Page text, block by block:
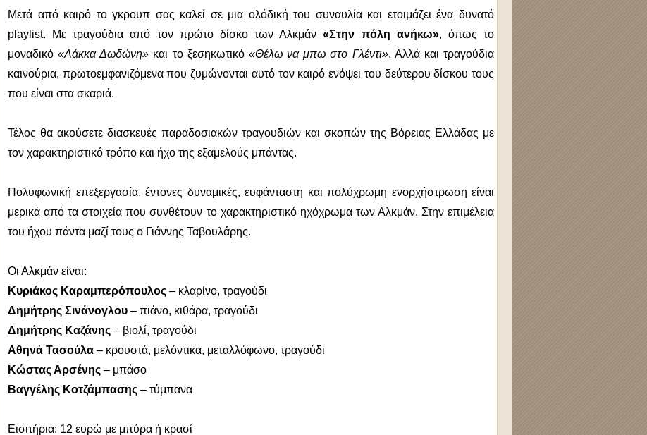
Μετά από καιρό το γκρουπ σας καλεί σε μια ολόδική του συναυλία και ετοιμάζει ένα δυνατό
playlist. Με τραγούδια από τον πρώτο δίσκο των Αλκμάν«Στην πόλη ανήκω», όπως το
μοναδικό«Λάκκα Δωδώνη» και το ξεσηκωτικό «Θέλω να μπω στο Γλέντι». Αλλά και τραγούδια
καινούρια, πρωτοεμφανιζόμενα που ζυμώνονται αυτό τον καιρό ενόψει του δεύτερου δίσκου τους
που είναι στα σκαριά.
Τέλος θα ακούσετε διασκευές παραδοσιακών τραγουδιών και σκοπών της Βόρειας Ελλάδας με
τον χαρακτηριστικό τρόπο και ήχο της εξαμελούς μπάντας.
Πολυφωνική επεξεργασία, έντονες δυναμικές, ευφάνταστη και πολύχρωμη ενορχήστρωση είναι
μερικά από τα στοιχεία που συνθέτουν το χαρακτηριστικό ηχόχρωμα των Αλκμάν. Στην επιμέλεια
του ήχου πάντα μαζί τους ο Γιάννης Ταβουλάρης.
Οι Αλκμάν είναι:
Κυριάκος Καραμπερόπουλος – κλαρίνο, τραγούδι
Δημήτρης Σινάνογλου – πιάνο, κιθάρα, τραγούδι
Δημήτρης Καζάνης – βιολί, τραγούδι
Αθηνά Τασούλα – κρουστά, μελόντικα, μεταλλόφωνο, τραγούδι
Κώστας Αρσένης – μπάσο
Βαγγέλης Κοτζάμπασης – τύμπανα
Εισιτήρια: 12 ευρώ με μπύρα ή κρασί